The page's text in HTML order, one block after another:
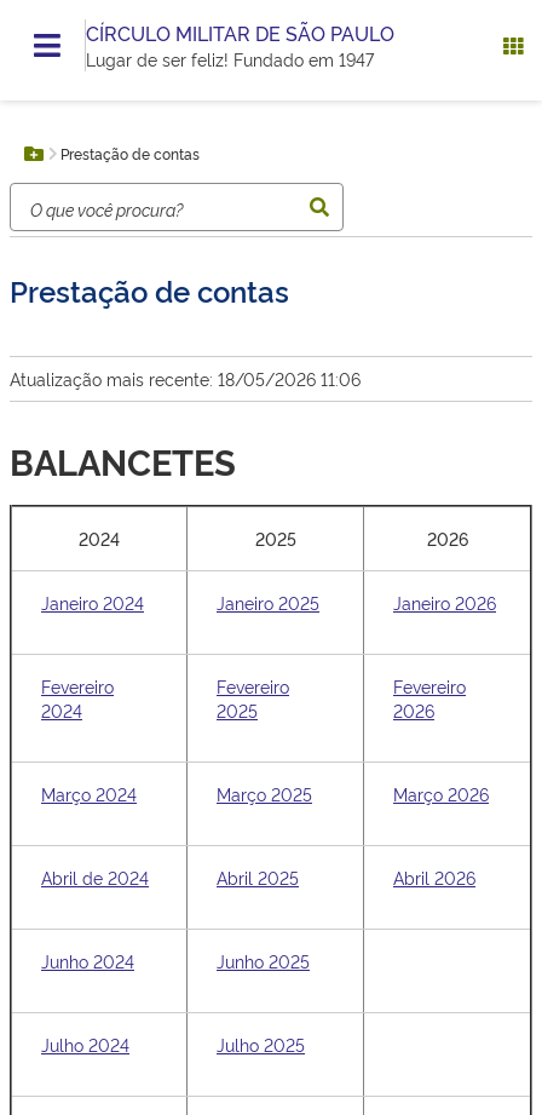
CÍRCULO MILITAR DE SÃO PAULO
Lugar de ser feliz! Fundado em 1947
estáBotão Menu
Prestação de contas
Prestação de contas
Atualização mais recente: 18/05/2026 11:06
BALANCETES
2024 2025 2026
Janeiro 2024 Janeiro 2025 Janeiro 2026
Fevereiro
2024
Fevereiro
2025
Fevereiro
2026
Março 2024 Março 2025 Março 2026
Abril de 2024 Abril 2025 Abril 2026
Junho 2024 Junho 2025
Julho 2024 Julho 2025